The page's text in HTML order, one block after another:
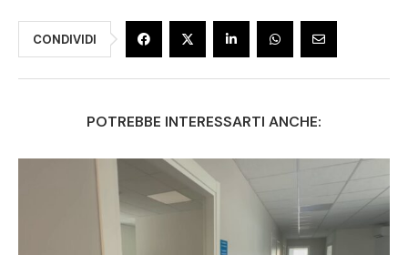
CONDIVIDI
POTREBBE INTERESSARTI ANCHE: